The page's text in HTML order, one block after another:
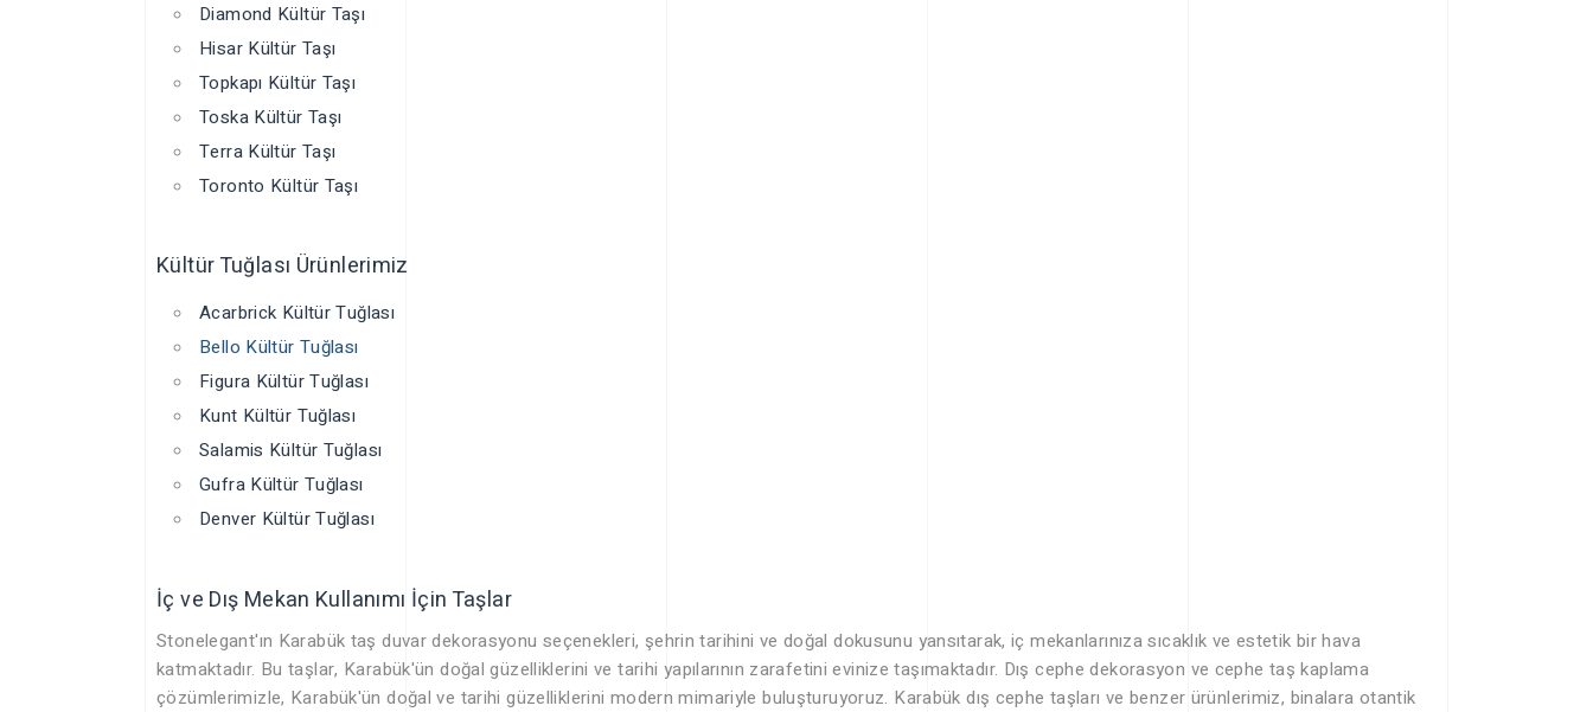
Diamond Kültür Taşı
Hisar Kültür Taşı
Topkapı Kültür Taşı
Toska Kültür Taşı
Terra Kültür Taşı
Toronto Kültür Taşı
Kültür Tuğlası Ürünlerimiz
Acarbrick Kültür Tuğlası
Bello Kültür Tuğlası
Figura Kültür Tuğlası
Kunt Kültür Tuğlası
Salamis Kültür Tuğlası
Gufra Kültür Tuğlası
Denver Kültür Tuğlası
İç ve Dış Mekan Kullanımı İçin Taşlar
Stonelegant'ın Karabük taş duvar dekorasyonu seçenekleri, şehrin tarihini ve doğal dokusunu yansıtarak, iç mekanlarınıza sıcaklık ve estetik bir hava
katmaktadır. Bu taşlar, Karabük'ün doğal güzelliklerini ve tarihi yapılarının zarafetini evinize taşımaktadır. Dış cephe dekorasyon ve cephe taş kaplama
çözümlerimizle, Karabük'ün doğal ve tarihi güzelliklerini modern mimariyle buluşturuyoruz. Karabük dış cephe taşları ve benzer ürünlerimiz, binalara otantik